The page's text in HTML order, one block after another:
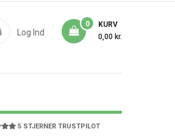
Log Ind
KURV
0
0,00 kr.
5 STJERNER TRUSTPILOT